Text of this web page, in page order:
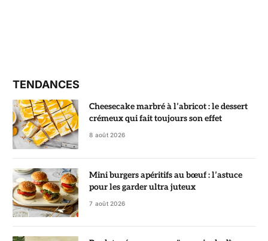
TENDANCES
Cheesecake marbré à l’abricot : le dessert
crémeux qui fait toujours son effet
8 août 2026
Mini burgers apéritifs au bœuf : l’astuce
pour les garder ultra juteux
7 août 2026